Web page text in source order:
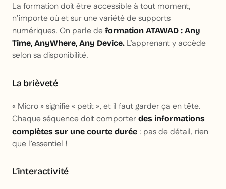
La formation doit être accessible à tout moment,
n’importe où et sur une variété de supports
numériques. On parle de formation ATAWAD : Any
Time, AnyWhere, Any Device. L’apprenant y accède
selon sa disponibilité.
La brièveté
« Micro » signifie « petit », et il faut garder ça en tête.
Chaque séquence doit comporter des informations
complètes sur une courte durée : pas de détail, rien
que l’essentiel !
L’interactivité